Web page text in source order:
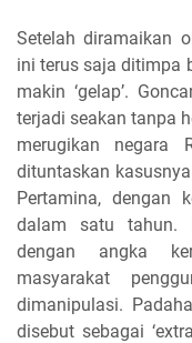
Setelah diramaikan
ini terus saja ditimpa
makin ‘gelap’.
terjadi seakan tanpa
merugikan negara
dituntaskan
Pertamina, dengan
dalam satu tahun.
dengan angka
masyarakat
dimanipulasi.
disebut sebagai